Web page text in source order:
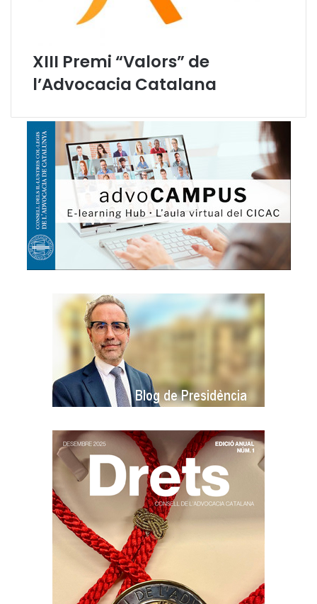
XIII Premi “Valors” de
l’Advocacia Catalana